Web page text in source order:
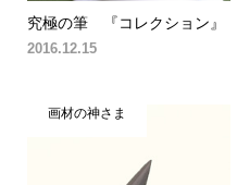
究極の筆 『コレクション』
2016.12.15
画材の神さま